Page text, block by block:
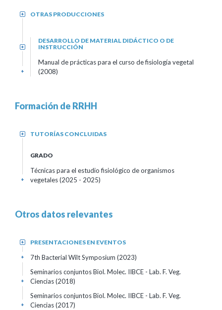
OTRAS PRODUCCIONES
+
DESARROLLO DE MATERIAL DIDÁCTICO O DE
INSTRUCCIÓN
+
Manual de prácticas para el curso de fisiología vegetal
(2008)
+
Formación de RRHH
TUTORÍAS CONCLUIDAS
+
GRADO
Técnicas para el estudio fisiológico de organismos
vegetales(2025 - 2025)
+
Otros datos relevantes
PRESENTACIONES EN EVENTOS
+
7th Bacterial Wilt Symposium (2023)
+
Seminarios conjuntos Biol. Molec. IIBCE - Lab. F. Veg.
Ciencias(2018)
+
Seminarios conjuntos Biol. Molec. IIBCE - Lab. F. Veg.
Ciencias(2017)
+